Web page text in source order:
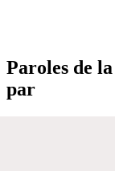
Paroles de
par